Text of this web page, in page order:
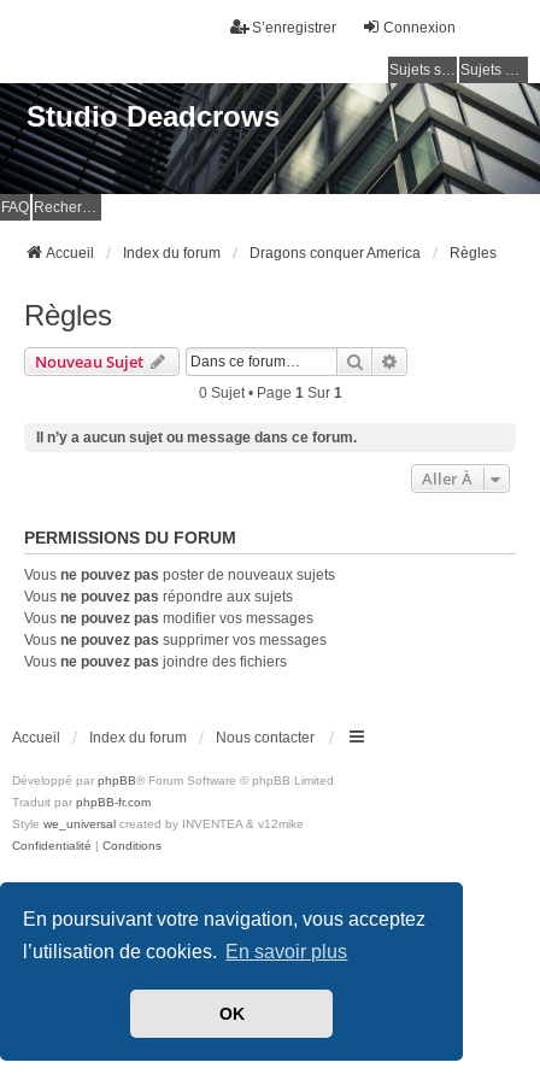
En poursuivant votre navigation, vous acceptez
l’utilisation de cookies. En savoir plus
OK
Connexion
S’enregistrer
Sujets sans réponse Sujets actifs
Studio Deadcrows
FAQ Rechercher
Accueil Index du forum Dragons conquer America Règles
Règles
Nouveau Sujet Rechercher
0 Sujet • Page 1Sur 1
Il n’y a aucun sujet ou message dans ce forum.
Aller À
PERMISSIONS DU FORUM
Vous ne pouvez pas poster de nouveaux sujets
Vous ne pouvez pas répondre aux sujets
Vous ne pouvez pas modifier vos messages
Vous ne pouvez pas supprimer vos messages
Vous ne pouvez pas joindre des fichiers
Accueil Index du forum Nous contacter
Développé par phpBB® Forum Software © phpBB Limited
Traduit par phpBB-fr.com
Style we_universal created by INVENTEA & v12mike
Confidentialité | Conditions